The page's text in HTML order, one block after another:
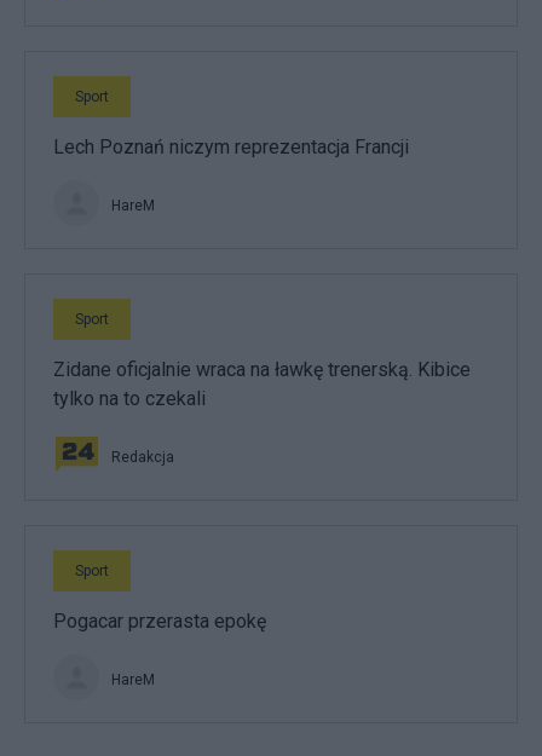
Sport
Lech Poznań niczym reprezentacja Francji
HareM
Sport
Zidane oficjalnie wraca na ławkę trenerską. Kibice
tylko na to czekali
Redakcja
Sport
Pogacar przerasta epokę
HareM